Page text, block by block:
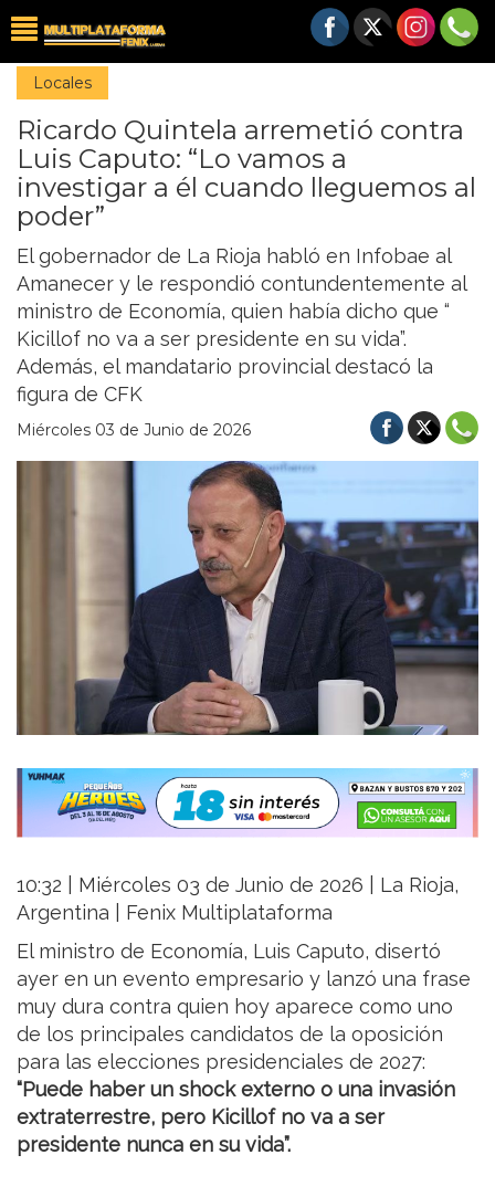
Locales
Ricardo Quintela arremetió contra
Luis Caputo: “Lo vamos a
investigar a él cuando lleguemos al
poder”
El gobernador de La Rioja habló en Infobae al
Amanecer y le respondió contundentemente al
ministro de Economía, quien había dicho que “
Kicillof no va a ser presidente en su vida”.
Además, el mandatario provincial destacó la
figura de CFK
Miércoles 03 de Junio de 2026
10:32 | Miércoles 03 de Junio de 2026 | La Rioja,
Argentina | Fenix Multiplataforma
El ministro de Economía, Luis Caputo, disertó
ayer en un evento empresario y lanzó una frase
muy dura contra quien hoy aparece como uno
de los principales candidatos de la oposición
para las elecciones presidenciales de 2027:
“Puede haber un shock externo o una invasión
extraterrestre, pero Kicillof no va a ser
presidente nunca en su vida”.